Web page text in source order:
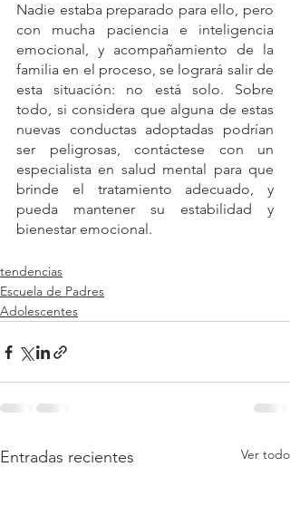
Nadie estaba preparado para ello, pero
con mucha paciencia e inteligencia
emocional, y acompañamiento de la
familia en el proceso, se logrará salir de
esta situación: no está solo. Sobre
todo, si considera que alguna de estas
nuevas conductas adoptadas podrían
ser peligrosas, contáctese con un
especialista en salud mental para que
brinde el tratamiento adecuado, y
pueda mantener su estabilidad y
bienestar emocional.
tendencias
Escuela de Padres
Adolescentes
Entradas recientes Ver todo